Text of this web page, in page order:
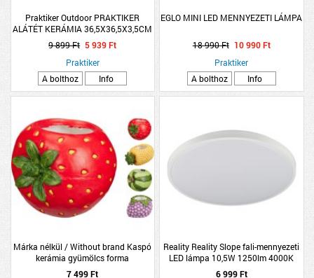
Praktiker Outdoor PRAKTIKER
ALÁTÉT KERÁMIA 36,5X36,5X3,5CM
CSILLAG MINTÁS KASPÓHOZ
9 899 Ft 5 939 Ft
Praktiker
A bolthoz
Info
EGLO MINI LED MENNYEZETI LÁMPA
18 990 Ft 10 990 Ft
Praktiker
A bolthoz
Info
Márka nélkül / Without brand Kaspó
kerámia gyümölcs forma
28,3x25,2x20,5cm 4-féle design
7 499 Ft
Reality Reality Slope fali-mennyezeti
LED lámpa 10,5W 1250lm 4000K
IP20 D:28,5cm H:6,5cm fehér
6 999 Ft